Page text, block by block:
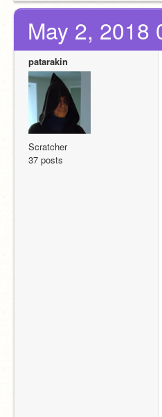
May 2, 2018
patarakin
Scratcher
37 posts